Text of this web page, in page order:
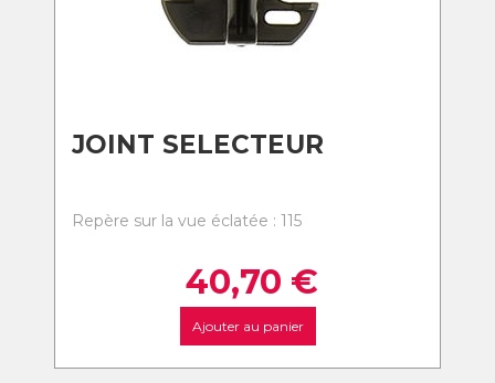
JOINT SELECTEUR
Repère sur la vue éclatée : 115
40,70 €
Ajouter au panier